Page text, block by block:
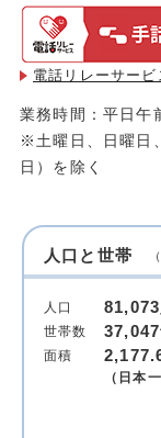
電話リレーサー
業務時間：平日午
※土曜日、日曜日
日）を除く
人口と世帯
人口 81,073
世帯数
37,047
面積
（日本